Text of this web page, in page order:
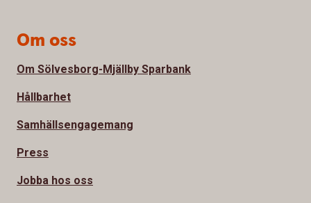
Om oss
Om Sölvesborg-Mjällby Sparbank
Hållbarhet
Samhällsengagemang
Press
Jobba hos oss